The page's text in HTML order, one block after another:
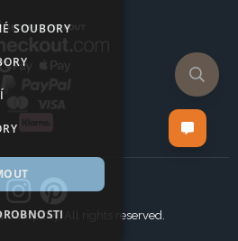
All rights reserved.
SOUBORY